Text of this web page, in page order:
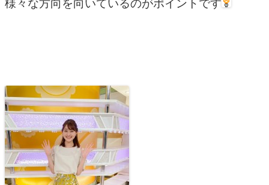
様々な方向を向いているのがポイントです